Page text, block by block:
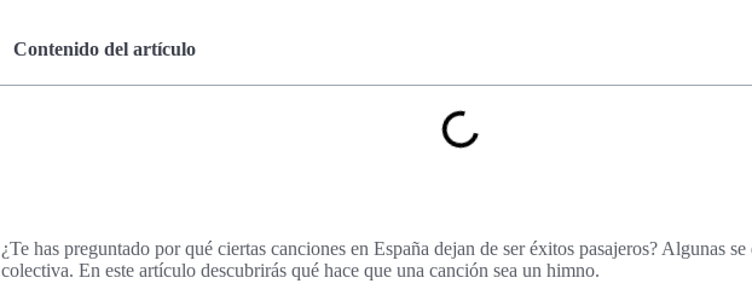
Contenido del artículo
¿Te has preguntado por qué ciertas canciones en España dejan de ser éxitos pasajeros? Algunas
colectiva. En este artículo descubrirás qué hace que una canción sea un himno.